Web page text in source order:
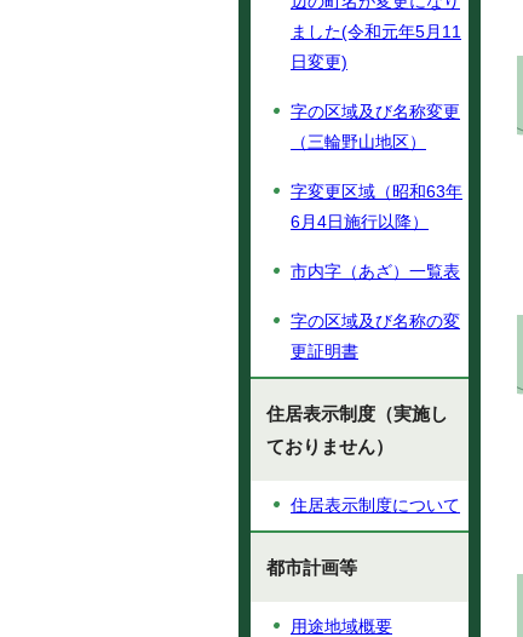
ました(令和元年5月11
日変更)
字の区域及び名称変更
（三輪野山地区）
字変更区域（昭和63年
6月4日施行以降）
市内字（あざ）一覧表
字の区域及び名称の変
更証明書
住居表示制度（実施し
ておりません）
住居表示制度について
都市計画等
用途地域概要